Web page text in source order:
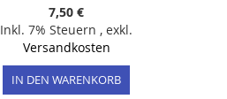
7,50 €
Inkl. 7% Steuern , exkl.
Versandkosten
IN DEN WARENKORB